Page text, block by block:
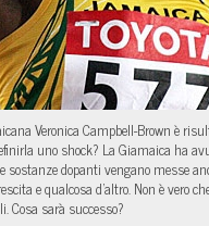
Veronica Campbell-Brown è
uno shock? La Giamaica ha
sostanze dopanti vengano messe
e qualcosa d’altro. Non è
sarà successo?